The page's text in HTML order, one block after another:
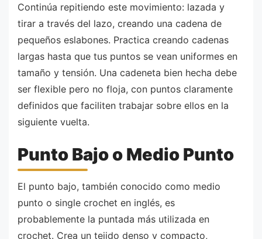
Continúa repitiendo este movimiento: lazada y
tirar a través del lazo, creando una cadena de
pequeños eslabones. Practica creando cadenas
largas hasta que tus puntos se vean uniformes en
tamaño y tensión. Una cadeneta bien hecha debe
ser flexible pero no floja, con puntos claramente
definidos que faciliten trabajar sobre ellos en la
siguiente vuelta.
Punto Bajo o Medio Punto
El punto bajo, también conocido como medio
punto o single crochet en inglés, es
probablemente la puntada más utilizada en
crochet. Crea un tejido denso y compacto,